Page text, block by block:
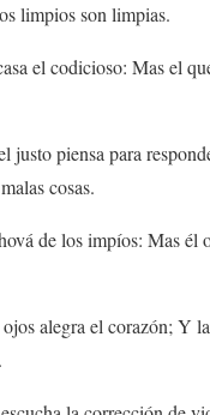
limpios son limpias.
el codicioso: Mas el
justo piensa para
cosas.
de los impíos: Mas él
alegra el corazón; Y